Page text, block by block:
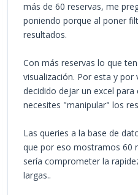
más de 60 reservas, me
poniendo porque al poner
resultados.
Con más reservas lo que
visualización. Por esta y
decidido dejar un excel
necesites "manipular" los
Las queries a la base de
que por eso mostramos 60
sería comprometer la
largas..